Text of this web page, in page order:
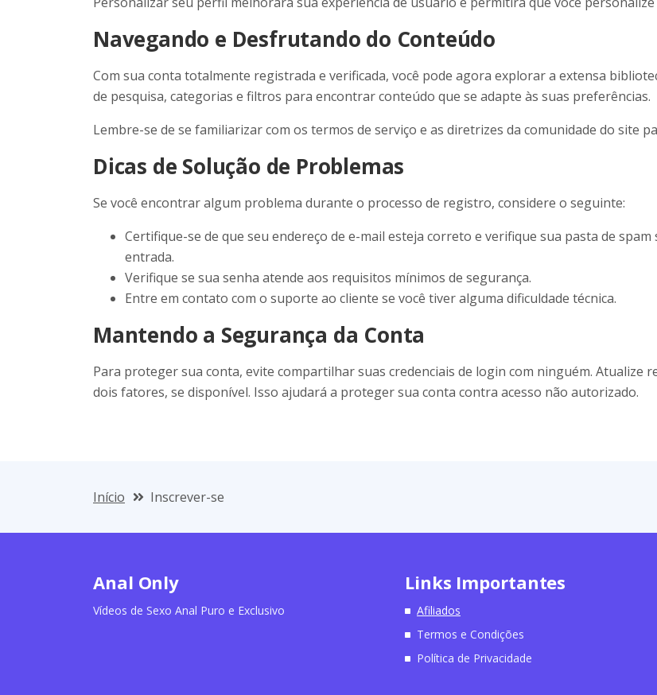
Navegando e Desfrutando do Conteúdo
Com sua conta totalmente registrada e verificada, você pode agora explorar a extensa
de pesquisa, categorias e filtros para encontrar conteúdo que se adapte às suas preferências.
Lembre-se de se familiarizar com os termos de serviço e as diretrizes da comunidade do site
Dicas de Solução de Problemas
Se você encontrar algum problema durante o processo de registro, considere o seguinte:
Certifique-se de que seu endereço de e-mail esteja correto e verifique sua pasta de
entrada.
Verifique se sua senha atende aos requisitos mínimos de segurança.
Entre em contato com o suporte ao cliente se você tiver alguma dificuldade técnica.
Mantendo a Segurança da Conta
Para proteger sua conta, evite compartilhar suas credenciais de login com ninguém. Atualize
dois fatores, se disponível. Isso ajudará a proteger sua conta contra acesso não autorizado.
Início Inscrever-se
Anal Only
Vídeos de Sexo Anal Puro e Exclusivo
Links Importantes
Afiliados
Termos e Condições
Política de Privacidade